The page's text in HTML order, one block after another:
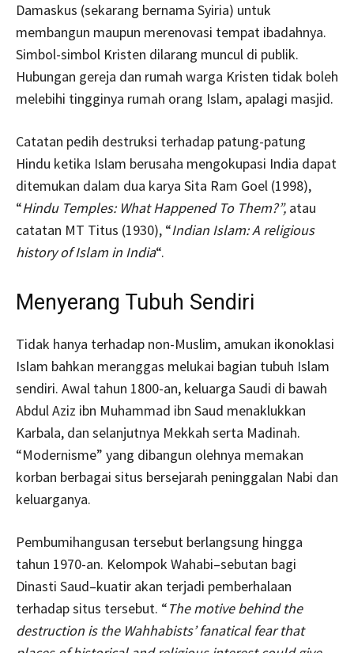
Damaskus (sekarang bernama Syiria) untuk
membangun maupun merenovasi tempat ibadahnya.
Simbol-simbol Kristen dilarang muncul di publik.
Hubungan gereja dan rumah warga Kristen tidak boleh
melebihi tingginya rumah orang Islam, apalagi masjid.
Catatan pedih destruksi terhadap patung-patung
Hindu ketika Islam berusaha mengokupasi India dapat
ditemukan dalam dua karya Sita Ram Goel (1998),
“Hindu Temples: What Happened To Them?”, atau
catatan MT Titus (1930), “Indian Islam: A religious
history of Islam in India“.
Menyerang Tubuh Sendiri
Tidak hanya terhadap non-Muslim, amukan ikonoklasi
Islam bahkan meranggas melukai bagian tubuh Islam
sendiri. Awal tahun 1800-an, keluarga Saudi di bawah
Abdul Aziz ibn Muhammad ibn Saud menaklukkan
Karbala, dan selanjutnya Mekkah serta Madinah.
“Modernisme” yang dibangun olehnya memakan
korban berbagai situs bersejarah peninggalan Nabi dan
keluarganya.
Pembumihangusan tersebut berlangsung hingga
tahun 1970-an. Kelompok Wahabi–sebutan bagi
Dinasti Saud–kuatir akan terjadi pemberhalaan
terhadap situs tersebut. “The motive behind the
destruction is the Wahhabists’ fanatical fear that